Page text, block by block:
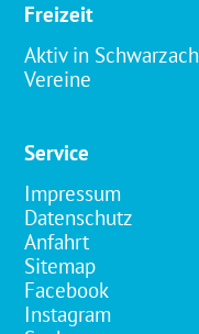
Freizeit
Aktiv in Schwarzach
Vereine
Service
Impressum
Datenschutz
Anfahrt
Sitemap
Facebook
Instagram